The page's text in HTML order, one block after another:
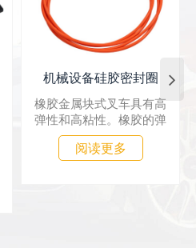
机械设备硅胶密封圈
橡胶金属块式叉车具有高
弹性和高粘性。橡胶的弹
性源于其卷曲分子构象的
变化。橡胶分子之间的相
阅读更多